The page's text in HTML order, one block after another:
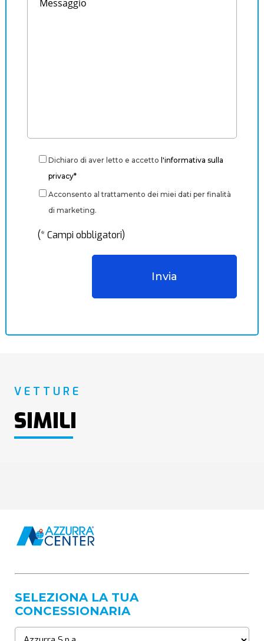
Dichiaro di aver letto e accetto l'informativa sulla
privacy*
Acconsento al trattamento dei miei dati per finalità
di marketing.
(* Campi obbligatori)
VETTURE
SIMILI
SELEZIONA LA TUA
CONCESSIONARIA